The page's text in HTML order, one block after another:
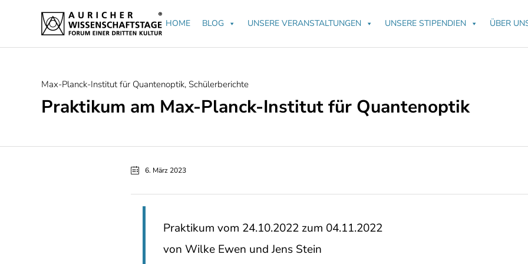
HOME BLOG UNSERE VERANSTALTUNGEN UNSERE STIPENDIEN ÜBER
Praktikum am Max-Planck-Institut für Quantenoptik
Category
Max-Planck-Institut für Quantenoptik, Schülerberichte
6. März 2023
Praktikum vom 24.10.2022 zum 04.11.2022
von Wilke Ewen und Jens Stein